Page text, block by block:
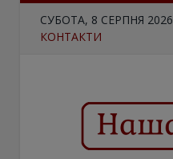
СУБОТА, 8 СЕРПНЯ 2026
КОНТАКТИ